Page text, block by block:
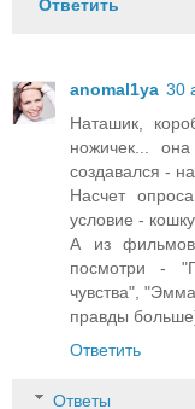
Ответить
anomal1ya 30
Наташик,
ножичек...
создавался -
Насчет
условие -
А из
посмотри -
чувства",
правды
Ответить
Ответы